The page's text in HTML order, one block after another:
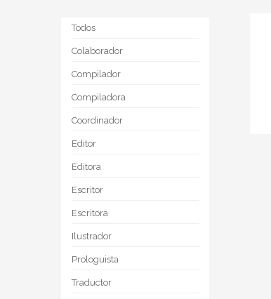
Todos
Colaborador
Compilador
Compiladora
Coordinador
Editor
Editora
Escritor
Escritora
Ilustrador
Prologuista
Traductor